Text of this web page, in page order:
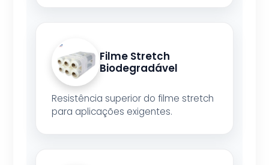
Filme Stretch
Biodegradável
Resistência superior do filme stretch
para aplicações exigentes.